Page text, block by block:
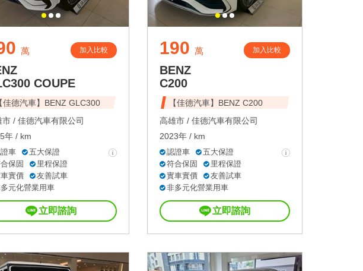
萬 加入比較
COUPE
【佳德汽車】BENZ GLC300
市 / 佳德汽車有限公司
年 / km
車
五大保證
保固
里程保證
實價
友善試車
元化營業用車
立即諮詢
190 萬 加入比較
BENZ
C200
【佳德汽車】BENZ C200
高雄市 / 佳德汽車有限公司
2023年 / km
認證車
五大保證
符合保固
里程保證
實車實價
友善試車
非多元化營業用車
立即諮詢